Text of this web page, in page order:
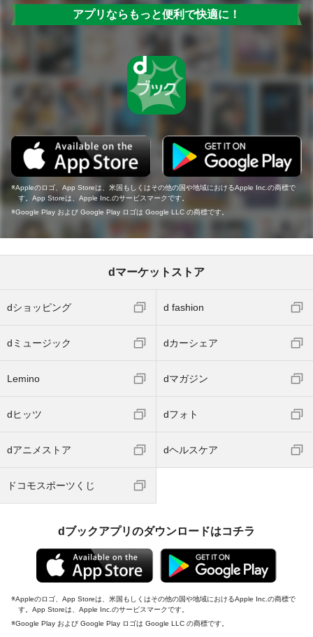
アプリならもっと便利で快適に！
Appleのロゴ、App Storeは、米国もしくはその他の国や地域におけるApple Inc.の商標で
す。App Storeは、Apple Inc.のサービスマークです。
Google Play および Google Play ロゴは Google LLC の商標です。
dマーケットストア
dショッピング d fashion
dミュージック dカーシェア
Lemino dマガジン
dヒッツ dフォト
dアニメストア dヘルスケア
ドコモスポーツくじ
dブックアプリのダウンロードはコチラ
Appleのロゴ、App Storeは、米国もしくはその他の国や地域におけるApple Inc.の商標で
す。App Storeは、Apple Inc.のサービスマークです。
Google Play および Google Play ロゴは Google LLC の商標です。